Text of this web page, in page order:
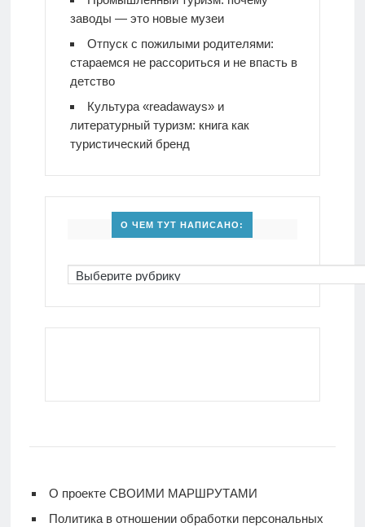
заводы — это новые музеи
Отпуск с пожилыми родителями:
стараемся не рассориться и не впасть в
детство
Культура «readaways» и
литературный туризм: книга как
туристический бренд
О ЧЕМ ТУТ НАПИСАНО:
О проекте СВОИМИ МАРШРУТАМИ
Политика в отношении обработки персональных